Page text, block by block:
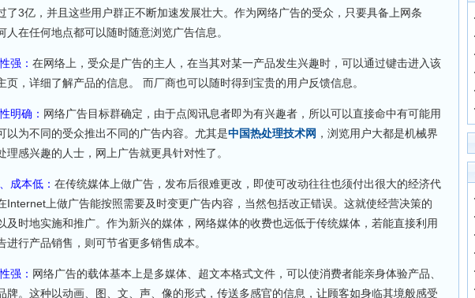
了3亿，并且这些用户群正不断加速发展壮大。作为网络广告的受众，只要具备上网条
人在任何地点都可以随时随意浏览广告信息。
强： 在网络上，受众是广告的主人，在当其对某一产品发生兴趣时，可以通过键击进入该
页，详细了解产品的信息。 而厂商也可以随时得到宝贵的用户反馈信息。
明确： 网络广告目标群确定，由于点阅讯息者即为有兴趣者，所以可以直接命中有可能用
以为不同的受众推出不同的广告内容。尤其是中国热处理技术网 ，浏览用户大都是机械界
理感兴趣的人士，网上广告就更具针对性了。
成本低： 在传统媒体上做广告，发布后很难更改，即使可改动往往也须付出很大的经济代
Internet上做广告能按照需要及时变更广告内容，当然包括改正错误。这就使经营决策的
及时地实施和推广。作为新兴的媒体，网络媒体的收费也远低于传统媒体，若能直接利用
进行产品销售，则可节省更多销售成本。
强： 网络广告的载体基本上是多媒体、超文本格式文件，可以使消费者能亲身体验产品、
牌。这种以动画、图、文、声、像的形式，传送多感官的信息，让顾客如身临其境般感受